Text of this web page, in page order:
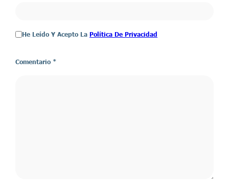
He Leído Y Acepto La Política De Privacidad
Comentario *